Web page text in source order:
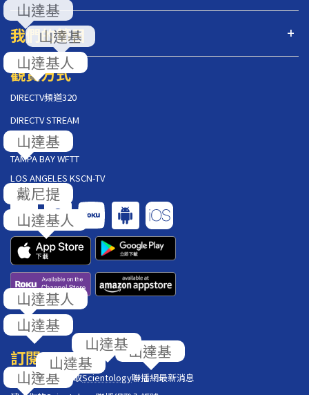
我們的節目
觀賞方式
DIRECTV頻道320
DIRECTV STREAM
AT&T U-VERSE
TAMPA BAY WFTT
LOS ANGELES KSCN-TV
回饋
訂閱
在你的收件匣獲取Scientology聯播網最新消息